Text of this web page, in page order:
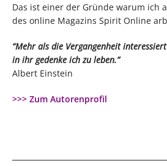
Das ist einer der Gründe warum ich
des online Magazins Spirit Online
“Mehr als die Vergangenheit
in ihr gedenke ich zu leben.”
Albert Einstein
>>> Zum Autorenprofil